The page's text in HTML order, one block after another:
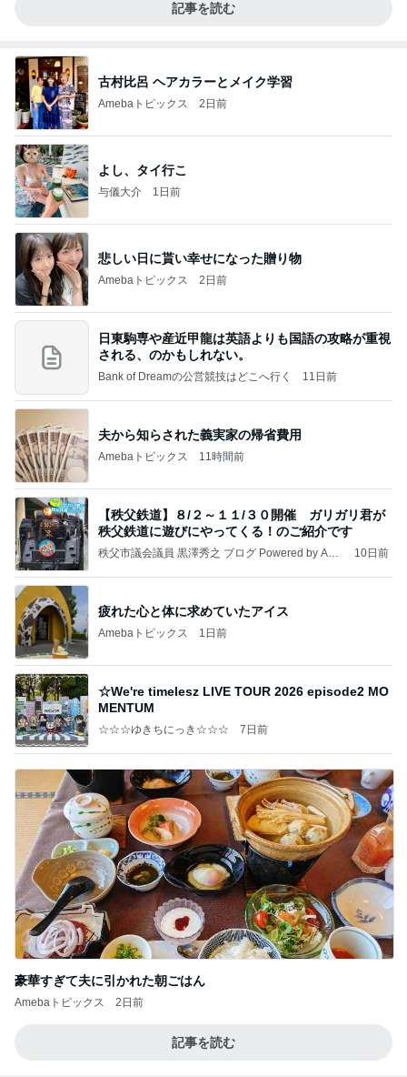
記事を読む
古村比呂 ヘアカラーとメイク学習
Amebaトピックス 2日前
よし、タイ行こ
与儀大介 1日前
悲しい日に貰い幸せになった贈り物
Amebaトピックス 2日前
日東駒専や産近甲龍は英語よりも国語の攻略が重視
される、のかもしれない。
Bank of Dreamの公営競技はどこへ行く 11日前
夫から知らされた義実家の帰省費用
Amebaトピックス 11時間前
【秩父鉄道】８/２～１１/３０開催 ガリガリ君が
秩父鉄道に遊びにやってくる！のご紹介です
秩父市議会議員 黒澤秀之 ブログ Powered by Ame
10日前
疲れた心と体に求めていたアイス
Amebaトピックス 1日前
☆We're timelesz LIVE TOUR 2026 episode2 MO
MENTUM
☆☆☆ゆきちにっき☆☆☆ 7日前
豪華すぎて夫に引かれた朝ごはん
Amebaトピックス 2日前
記事を読む